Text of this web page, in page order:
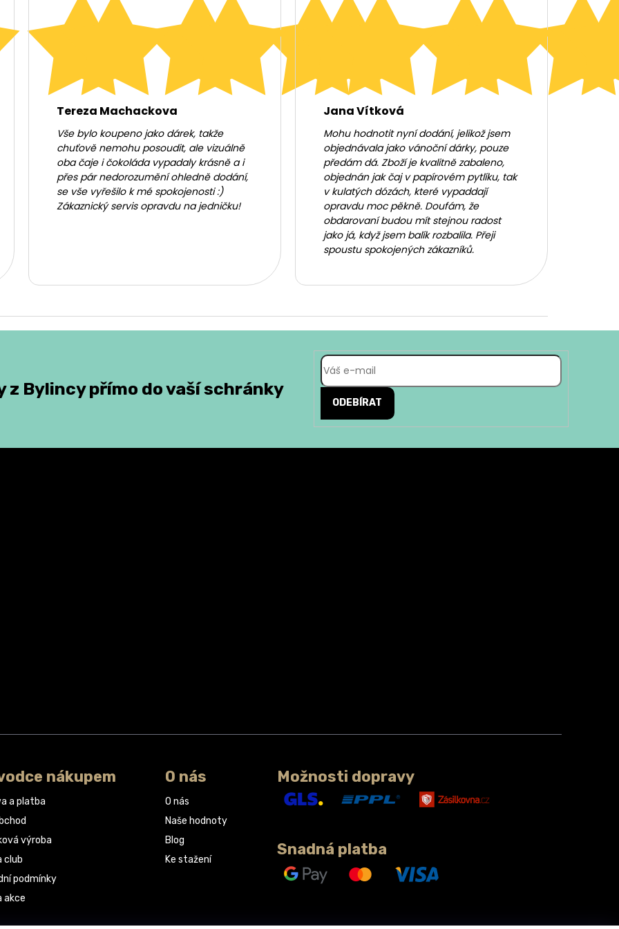
Tereza Machackova
Vše bylo koupeno jako dárek, takže
chuťově nemohu posoudit, ale vizuálně
oba čaje i čokoláda vypadaly krásně a i
přes pár nedorozumění ohledně dodání,
se vše vyřešilo k mé spokojenosti :)
Zákaznický servis opravdu na jedničku!
Jana Vítková
Mohu hodnotit nyní dodání, jelikož jsem
objednávala jako vánoční dárky, pouze
předám dá. Zboží je kvalitně zabaleno,
objednán jak čaj v papírovém pytlíku, tak
v kulatých dózách, které vypaddají
opravdu moc pěkně. Doufám, že
obdarovaní budou mít stejnou radost
jako já, když jsem balík rozbalila. Přeji
spoustu spokojených zákazníků.
z Bylincy přímo do vaší schránky
ODEBÍRAT
nákupem
a platba
výroba
club
podmínky
akce
O nás
O nás
Naše hodnoty
Blog
Ke stažení
Možnosti dopravy
Snadná platba